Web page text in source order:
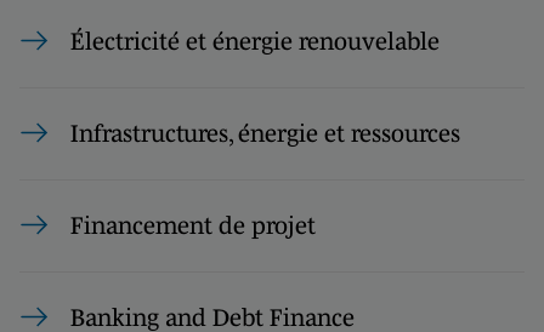
Électricité et énergie renouvelable
Infrastructures, énergie et ressources
Financement de projet
Banking and Debt Finance